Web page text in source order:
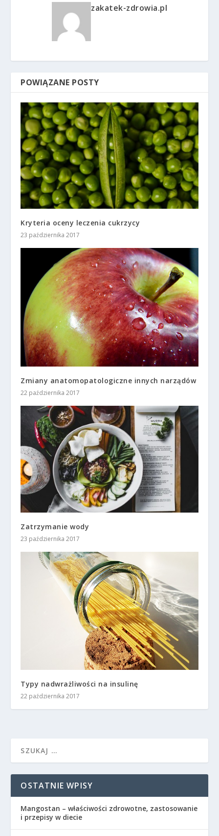
zakatek-zdrowia.pl
POWIĄZANE POSTY
Kryteria oceny leczenia cukrzycy
23 października 2017
Zmiany anatomopatologiczne innych narządów
22 października 2017
Zatrzymanie wody
23 października 2017
Typy nadwrażliwości na insulinę
22 października 2017
OSTATNIE WPISY
Mangostan – właściwości zdrowotne, zastosowanie
i przepisy w diecie